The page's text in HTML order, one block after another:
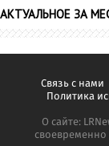
АКТУАЛЬНОЕ ЗА
Связь с нами
Политика
О сайте:
своевременно